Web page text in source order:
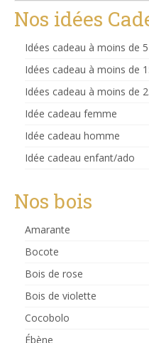
Nos idées
Idées cadeau à moins de
Idées cadeau à moins de
Idées cadeau à moins de
Idée cadeau femme
Idée cadeau homme
Idée cadeau enfant/ado
Nos bois
Amarante
Bocote
Bois de rose
Bois de violette
Cocobolo
Ébène